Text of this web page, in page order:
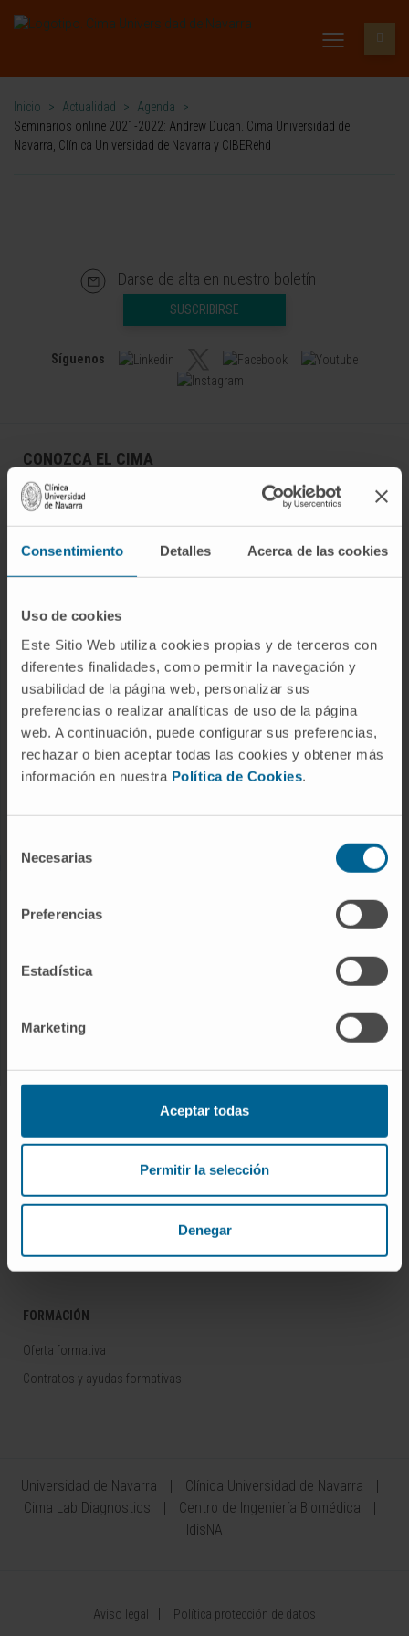
Consentimiento Detalles Acerca de las cookies
Uso de cookies
Este Sitio Web utiliza cookies propias y de terceros con
diferentes finalidades, como permitir la navegación y
usabilidad de la página web, personalizar sus
preferencias o realizar analíticas de uso de la página
web. A continuación, puede configurar sus preferencias,
rechazar o bien aceptar todas las cookies y obtener más
información en nuestra Política de Cookies.
Necesarias
Preferencias
Estadística
Marketing
Aceptar todas
Permitir la selección
Denegar
Inicio > Actualidad > Agenda
>
Seminarios online 2021-2022: Andrew Ducan. Cima Universidad de
Navarra, Clínica Universidad de Navarra y CIBERehd
Darse de alta en nuestro boletín
SUSCRIBIRSE
Síguenos
CONOZCA EL CIMA
Quiénes somos
Centro de Investigacion de la Clínica
Campus de la Universidad de Navarra
Organización
Portal de Transparencia
ENFERMEDADES
Cáncer
Enfermedades cardiovasculares
Actividad científica
Desarrollo de fármacos / Pipelines
Emprendimiento / Spin off
Área del Inversor
FORMACIÓN
Oferta formativa
Contratos y ayudas formativas
Universidad de Navarra
Clínica Universidad de Navarra
Cima Lab Diagnostics
Centro de Ingeniería Biomédica
IdisNA
Aviso legal Política protección de datos